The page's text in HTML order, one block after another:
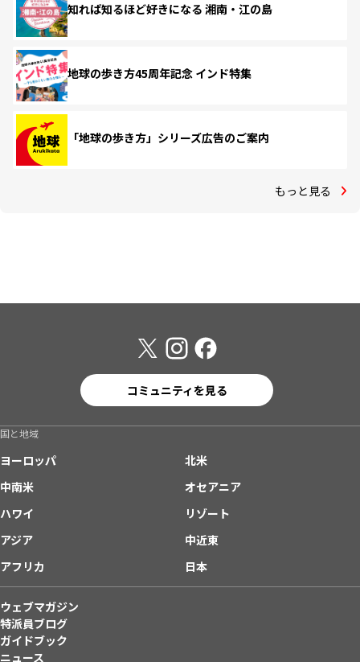
知れば知るほど好きになる 湘南・江の島
地球の歩き方45周年記念 インド特集
「地球の歩き方」シリーズ広告のご案内
もっと見る
コミュニティを見る
国と地域
ヨーロッパ
北米
中南米
オセアニア
ハワイ
リゾート
アジア
中近東
アフリカ
日本
ウェブマガジン
特派員ブログ
ガイドブック
ニュース